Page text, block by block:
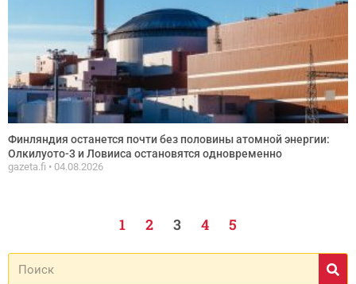
Финляндия останется почти без половины атомной энергии:
Олкилуото-3 и Ловииса остановятся одновременно
gazeta.fi 04.08.2026
1 2 3 4 5